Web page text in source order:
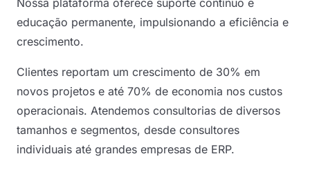
Nossa plataforma oferece suporte contínuo e
educação permanente, impulsionando a eficiência e
crescimento.
Clientes reportam um crescimento de 30% em
novos projetos e até 70% de economia nos custos
operacionais. Atendemos consultorias de diversos
tamanhos e segmentos, desde consultores
individuais até grandes empresas de ERP.